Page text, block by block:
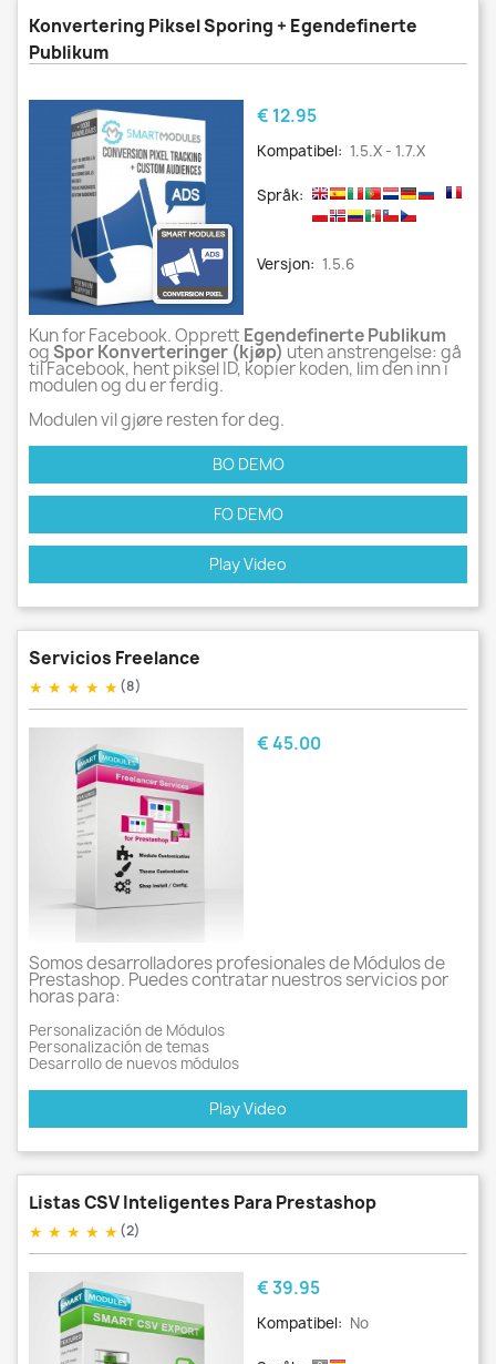
Konvertering Piksel Sporing + Egendefinerte
Publikum
Pris
€ 12.95
Kompatibel: 1.5.x - 1.7.x
Språk:
Versjon: 1.5.6
Kun for Facebook. Opprett Egendefinerte Publikum
ogSpor Konverteringer (kjøp) uten anstrengelse: gå
til Facebook, hent piksel ID, kopier koden, lim den inn i
modulen og du er ferdig.
Modulen vil gjøre resten for deg.
BO DEMO
FO DEMO
Play Video
Servicios Freelance
★ ★ ★ ★ ★(8)
Pris
€ 45.00
Somos desarrolladores profesionales de Módulos de
Prestashop. Puedes contratar nuestros servicios por
horas para:
Personalización de Módulos
Personalización de temas
Desarrollo de nuevos módulos
Play Video
Listas CSV Inteligentes Para Prestashop
★ ★ ★ ★ ★(2)
Pris
€ 39.95
Kompatibel: No